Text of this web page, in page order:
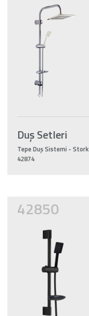
Duş Setleri
Tepe Duş Sistemi - Stork
42874
42850